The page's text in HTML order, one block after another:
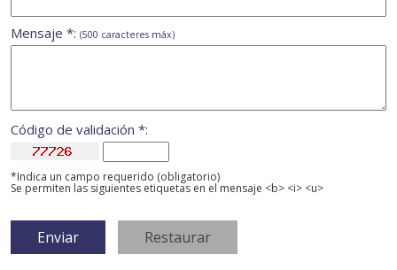
Mensaje *: (500 caracteres máx)
Código de validación *:
*Indica un campo requerido (obligatorio)
Se permiten las siguientes etiquetas en el mensaje <b> <i> <u>